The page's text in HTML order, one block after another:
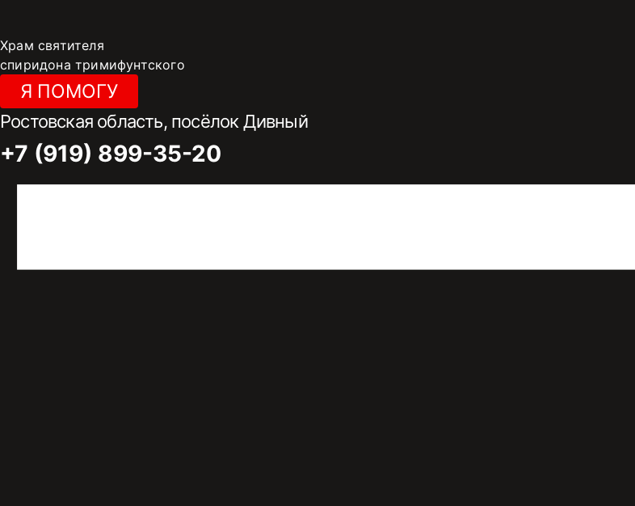
содержимому
Храм святителя
спиридона тримифунтского
Я ПОМОГУ
Ростовская область, посёлок Дивный
+7 (919) 899-35-20